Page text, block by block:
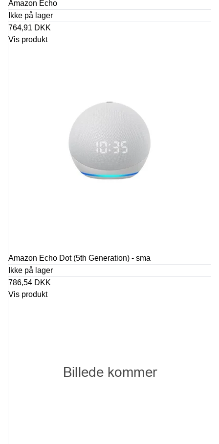
Amazon Echo
Ikke på lager
764,91 DKK
Vis produkt
Amazon Echo Dot (5th Generation) - sma
Ikke på lager
786,54 DKK
Vis produkt